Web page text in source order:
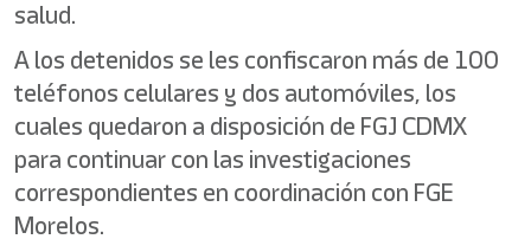
salud.
A los detenidos se les confiscaron más de 100
teléfonos celulares y dos automóviles, los
cuales quedaron a disposición de FGJ CDMX
para continuar con las investigaciones
correspondientes en coordinación con FGE
Morelos.